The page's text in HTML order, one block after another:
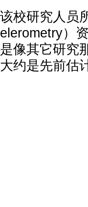
该校研究人员
elerometry）
是像其它研究
大约是先前估